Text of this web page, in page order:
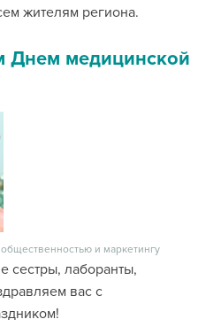
жителям региона.
медицинской
и маркетингу
сестры, лаборанты,
вас с